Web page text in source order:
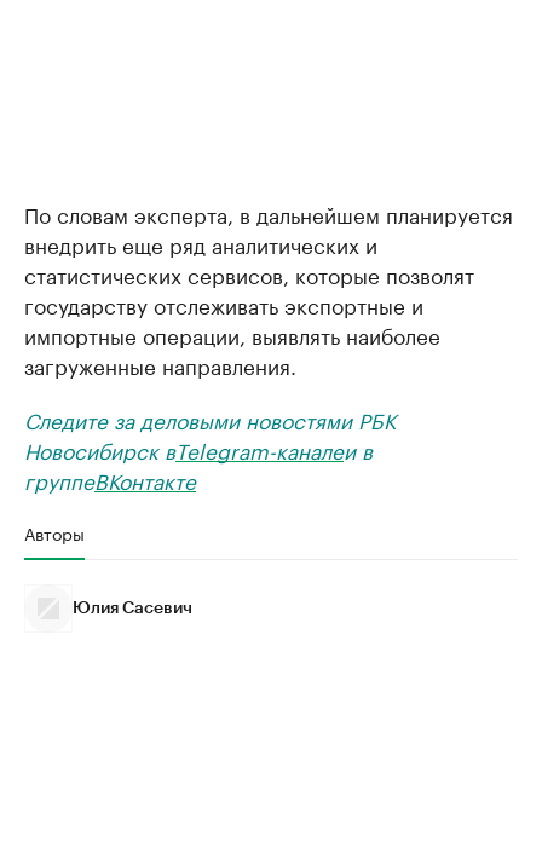
По словам эксперта, в дальнейшем планируется
внедрить еще ряд аналитических и
статистических сервисов, которые позволят
государству отслеживать экспортные и
импортные операции, выявлять наиболее
загруженные направления.
Следите за деловыми новостями РБК
Новосибирск вTelegram-каналеи в
группеВКонтакте
Авторы
Юлия Сасевич